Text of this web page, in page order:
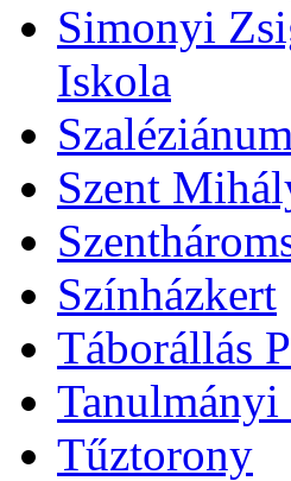
Simonyi
Iskola
Szaléziánum
Szent
Színházkert
Táborállás
Tanulmányi
Tűztorony